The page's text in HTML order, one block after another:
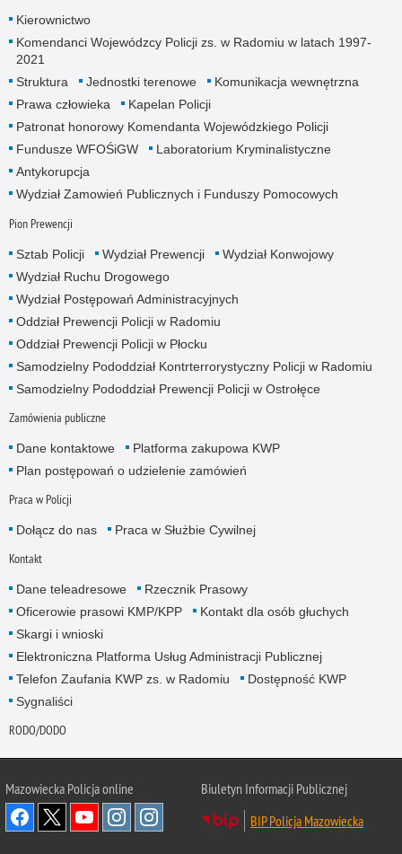
Kierownictwo
Komendanci Wojewódzcy Policji zs. w Radomiu w latach 1997-
2021
Struktura
Jednostki terenowe
Komunikacja wewnętrzna
Prawa człowieka
Kapelan Policji
Patronat honorowy Komendanta Wojewódzkiego Policji
Fundusze WFOŚiGW
Laboratorium Kryminalistyczne
Antykorupcja
Wydział Zamowień Publicznych i Funduszy Pomocowych
Pion Prewencji
Sztab Policji Wydział Prewencji
Wydział Konwojowy
Wydział Ruchu Drogowego
Wydział Postępowań Administracyjnych
Oddział Prewencji Policji w Radomiu
Oddział Prewencji Policji w Płocku
Samodzielny Pododdział Kontrterrorystyczny Policji w Radomiu
Samodzielny Pododdział Prewencji Policji w Ostrołęce
Zamówienia publiczne
Dane kontaktowe
Platforma zakupowa KWP
Plan postępowań o udzielenie zamówień
Praca w Policji
Dołącz do nas Praca w Służbie Cywilnej
Kontakt
Dane teleadresowe
Rzecznik Prasowy
Oficerowie prasowi KMP/KPP
Kontakt dla osób głuchych
Skargi i wnioski
Elektroniczna Platforma Usług Administracji Publicznej
Telefon Zaufania KWP zs. w Radomiu
Dostępność KWP
Sygnaliści
RODO/DODO
Mazowiecka Policja online
Biuletyn Informacji Publicznej
BIP Policja Mazowiecka